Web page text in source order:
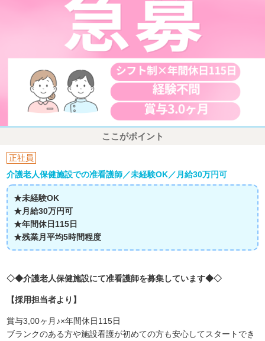
ここがポイント
正社員
介護老人保健施設での准看護師／未経験OK／月給30万円可
★未経験OK
★月給30万円可
★年間休日115日
★残業月平均5時間程度
◇◆介護老人保健施設にて准看護師を募集しています◆◇
【採用担当者より】
賞与3,00ヶ月♪×年間休日115日
ブランクのある方や施設看護が初めての方も安心してスタートでき